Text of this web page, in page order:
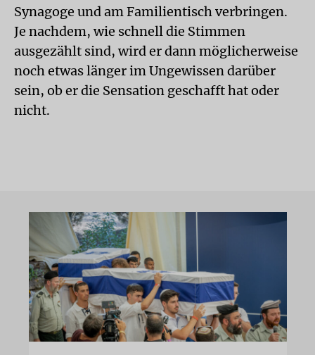
Synagoge und am Familientisch verbringen.
Je nachdem, wie schnell die Stimmen
ausgezählt sind, wird er dann möglicherweise
noch etwas länger im Ungewissen darüber
sein, ob er die Sensation geschafft hat oder
nicht.